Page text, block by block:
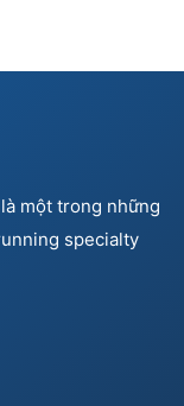
một trong những
specialty